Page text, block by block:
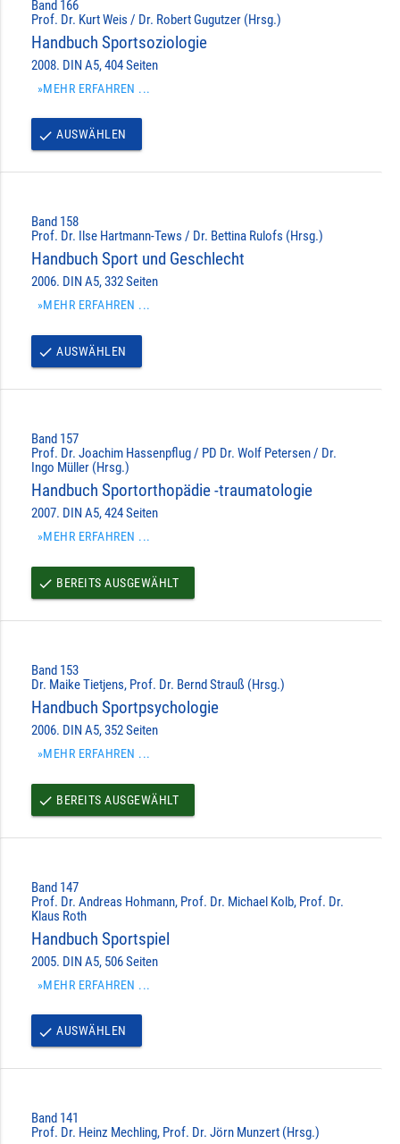
Band 166
Prof. Dr. Kurt Weis / Dr. Robert Gugutzer (Hrsg.)
Handbuch Sportsoziologie
2008. DIN A5, 404 Seiten
»MEHR ERFAHREN ...
done AUSWÄHLEN
Band 158
Prof. Dr. Ilse Hartmann-Tews / Dr. Bettina Rulofs (Hrsg.)
Handbuch Sport und Geschlecht
2006. DIN A5, 332 Seiten
»MEHR ERFAHREN ...
done AUSWÄHLEN
Band 157
Prof. Dr. Joachim Hassenpflug / PD Dr. Wolf Petersen / Dr.
Ingo Müller (Hrsg.)
Handbuch Sportorthopädie -traumatologie
2007. DIN A5, 424 Seiten
»MEHR ERFAHREN ...
done BEREITS AUSGEWÄHLT
Band 153
Dr. Maike Tietjens, Prof. Dr. Bernd Strauß (Hrsg.)
Handbuch Sportpsychologie
2006. DIN A5, 352 Seiten
»MEHR ERFAHREN ...
done BEREITS AUSGEWÄHLT
Band 147
Prof. Dr. Andreas Hohmann, Prof. Dr. Michael Kolb, Prof. Dr.
Klaus Roth
Handbuch Sportspiel
2005. DIN A5, 506 Seiten
»MEHR ERFAHREN ...
done AUSWÄHLEN
Band 141
Prof. Dr. Heinz Mechling, Prof. Dr. Jörn Munzert (Hrsg.)